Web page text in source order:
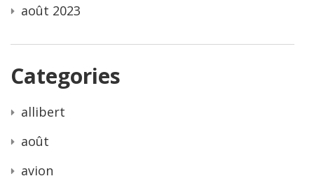
août 2023
Categories
allibert
août
avion